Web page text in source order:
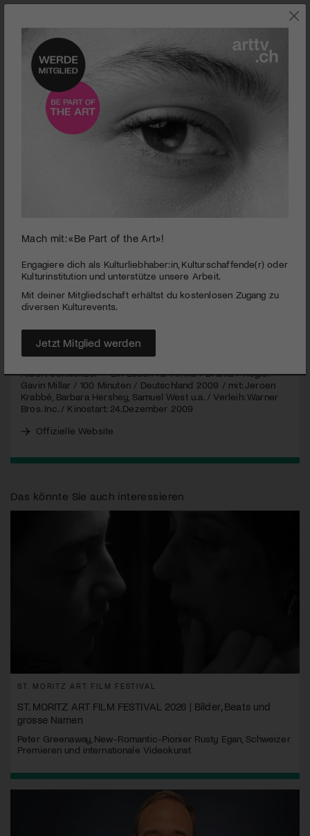
seconds
minutes,
seconds
Kino | Albert Schweitzer – Ein Leben für Afrika
PUBLIZIERT AM 24. DEZEMBER 2009
Schweitzer sollte verfilmt werden – herausgekommen ist
dabei ein eher peinlicher Film.
MEHR
Albert Schweitzer – Ein Leben für Afrika / Drama / Regie:
Gavin Millar / 100 Minuten / Deutschland 2009 / mit: Jeroen
Krabbé, Barbara Hershey, Samuel West u.a. / Verleih: Warner
Bros. Inc. / Kinostart: 24.Dezember 2009
Offizielle Website
Das könnte Sie auch interessieren
ST. MORITZ ART FILM FESTIVAL
ST. MORITZ ART FILM FESTIVAL 2026 | Bilder, Beats und
grosse Namen
Peter Greenaway, New-Romantic-Pionier Rusty Egan, Schweizer
Premieren und internationale Videokunst
Mach mit: «Be Part of the Art»!
Engagiere dich als Kulturliebhaber:in, Kulturschaffende(r) oder
Kulturinstitution und unterstütze unsere Arbeit.
Mit deiner Mitgliedschaft erhältst du kostenlosen Zugang zu
diversen Kulturevents.
Jetzt Mitglied werden